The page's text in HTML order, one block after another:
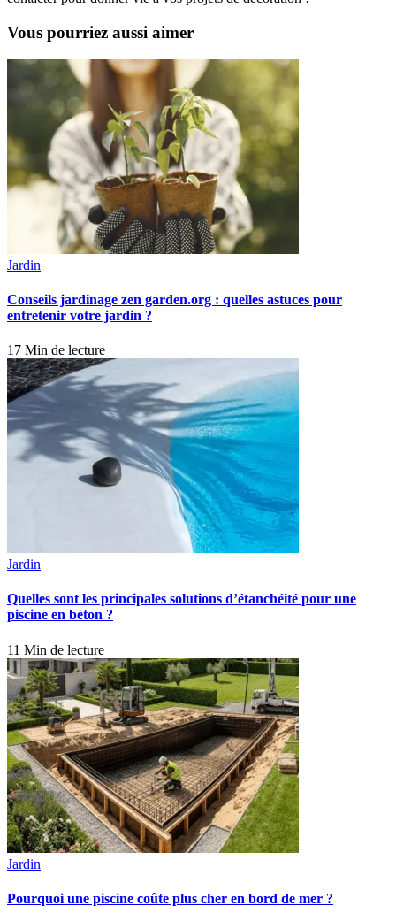
Vous pourriez aussi aimer
Jardin
Conseils jardinage zen garden.org : quelles astuces pour
entretenir votre jardin ?
17 Min de lecture
Jardin
Quelles sont les principales solutions d’étanchéité pour une
piscine en béton ?
11 Min de lecture
Jardin
Pourquoi une piscine coûte plus cher en bord de mer ?